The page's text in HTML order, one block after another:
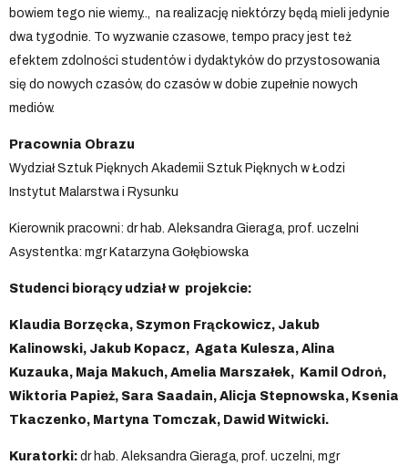
bowiem tego nie wiemy.., na realizację niektórzy będą mieli jedynie
dwa tygodnie. To wyzwanie czasowe, tempo pracy jest też
efektem zdolności studentów i dydaktyków do przystosowania
się do nowych czasów, do czasów w dobie zupełnie nowych
mediów.
Pracownia Obrazu
Wydział Sztuk Pięknych Akademii Sztuk Pięknych w Łodzi
Instytut Malarstwa i Rysunku
Kierownik pracowni: dr hab. Aleksandra Gieraga, prof. uczelni
Asystentka: mgr Katarzyna Gołębiowska
Studenci biorący udział w projekcie:
Klaudia Borzęcka, Szymon Frąckowicz, Jakub
Kalinowski, Jakub Kopacz, Agata Kulesza, Alina
Kuzauka, Maja Makuch, Amelia Marszałek, Kamil Odroń,
Wiktoria Papież, Sara Saadain, Alicja Stepnowska, Ksenia
Tkaczenko, Martyna Tomczak, Dawid Witwicki.
Kuratorki: dr hab. Aleksandra Gieraga, prof. uczelni, mgr